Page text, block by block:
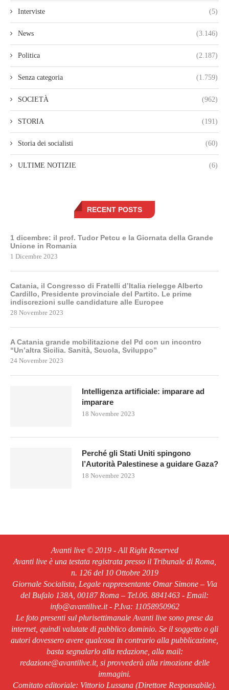
Interviste (5)
News (3.146)
Politica (2.187)
Senza categoria (1.759)
SOCIETÀ (962)
STORIA (191)
Storia dei socialisti (60)
ULTIME NOTIZIE (6)
RECENT POSTS
1 dicembre: il prof. Tudor Petcu e la Giornata della Grande
Unione in Romania
1 Dicembre 2023
Catania, il Congresso di Fratelli d’Italia rielegge Alberto
Cardillo, Presidente provinciale del Partito. Le prime
indiscrezioni sulle candidature alle Europee
28 Novembre 2023
A Catania grande mobilitazione del Pd con un incontro
“Un’altra Sicilia. Sanità, Scuola, Sviluppo”
24 Novembre 2023
Intelligenza artificiale: imparare ad
imparare
18 Novembre 2023
Perché gli Stati Uniti spingono
l’Autorità Palestinese a guidare Gaza?
18 Novembre 2023
Avanti live © 2019 - All Right Reserved
Avanti live è una testata registrata presso il Tribunale di Roma,
n. 126 del 10 Ottobre 2019
Giornale Socialista, Legale rappresentante Omar Simone – Via
del Bufalo 138A, 00187 Roma – Tel.06. 8841463 - Email:
info@avantilive.it - P.Iva: 11058950962
Le foto presenti sul plurisettimanale Avanti live sono prese da
internet, quindi valutate di pubblico dominio. Se il soggetto o gli
autori dovessero avere qualcosa in contrario alla pubblicazione,
basta segnalarlo alla redazione, alla mail:
redazione@avantilive.it, si provvederà alla rimozione delle
immagini.
Comitato editoriale: Vittorio Lussana (Direttore Responsabile).